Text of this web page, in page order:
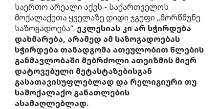
საერთო არეალი აქვს - საქართველოს
მოქალაქეთა ყველაზე დიდი ჯგუფი „მორწმუნე
საზოგადოება“. ეკლესიას კი არ სჭირდება
დახმარება, არამედ ამ საზოგადოებას
სჭირდება თანადგომა ათეულობით წლების
განმავლობაში მებრძოლი ათეიზმის მიერ
დატოვებული მეტასტაზებისგან
გასათავისუფლებლად და რელიგიური თუ
სამოქალაქო განათლების
ასამაღლებლად.